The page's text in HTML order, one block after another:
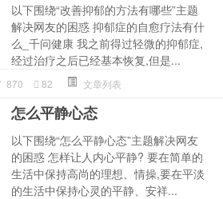
以下围绕“改善抑郁的方法有哪些”主题
解决网友的困惑 抑郁症的自愈疗法有什
么_千问健康 我之前得过轻微的抑郁症,
经过治疗之后已经基本恢复,但是...
870 82 文章列表
怎么平静心态
以下围绕“怎么平静心态”主题解决网友
的困惑 怎样让人内心平静? 要在简单的
生活中保持高尚的理想、情操,要在平淡
的生活中保持心灵的平静、安祥...